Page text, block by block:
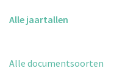
Alle jaartallen
Alle documentsoorten